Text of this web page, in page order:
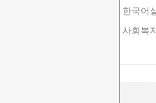
2026년 2학기 5차 한국어
2026년 2학기 5차 사회복